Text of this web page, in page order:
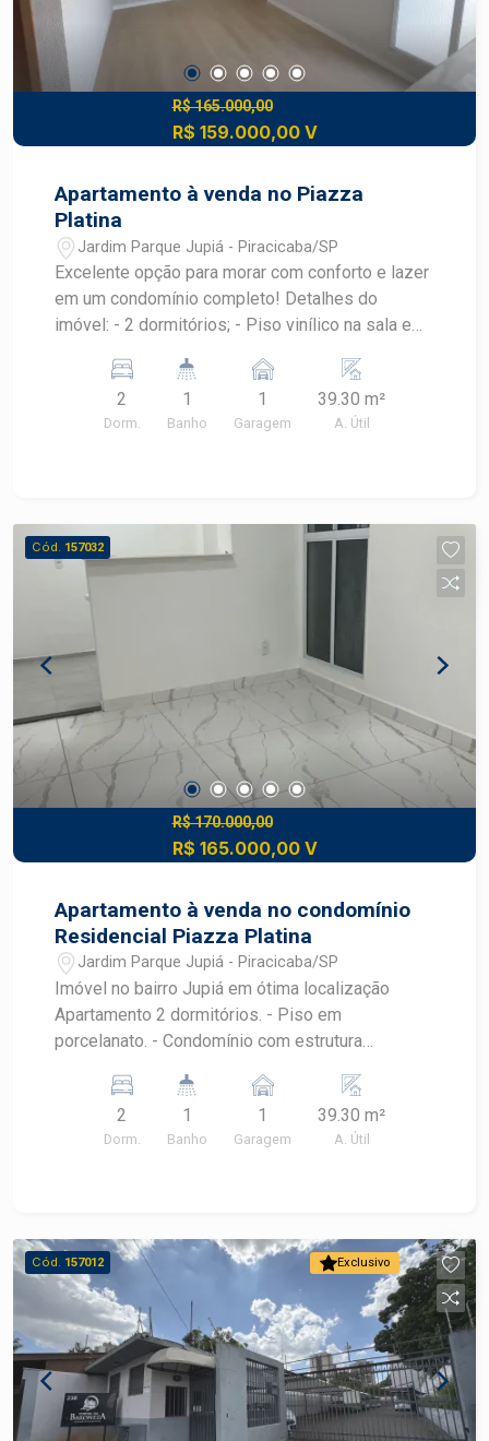
R$ 165.000,00
R$ 159.000,00 V
Apartamento à venda no Piazza
Platina
Jardim Parque Jupiá - Piracicaba/SP
Excelente opção para morar com conforto e lazer
em um condomínio completo! Detalhes do
imóvel: - 2 dormitórios; - Piso vinílico na sala e
e aconchegantes; Estrutura do condomínio: -
Piscina - Salão de festas com churrasqueira -
Salão de jogos - Brinquedoteca - Segurança e
visita e venha conhecer essa oportunidade!
2
Dorm.
1
Banho
1
Garagem
39.30 m²
A. Útil
Cód. 157032
R$ 170.000,00
R$ 165.000,00 V
Apartamento à venda no condomínio
Residencial Piazza Platina
Jardim Parque Jupiá - Piracicaba/SP
Imóvel no bairro Jupiá em ótima localização
Apartamento 2 dormitórios. - Piso em
porcelanato. - Condomínio com estrutura
de garagem .
2
Dorm.
1
Banho
1
Garagem
39.30 m²
A. Útil
Exclusivo
Cód. 157012